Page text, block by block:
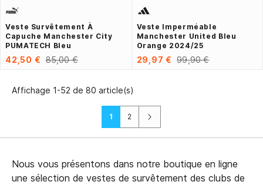
Veste Survêtement À
Capuche Manchester City
PUMATECH Bleu
42,50 € 85,00 €
Veste Imperméable
Manchester United Bleu
Orange 2024/25
29,97 € 99,90 €
Affichage 1-52 de 80 article(s)
1 2 Suivant
Nous vous présentons dans notre boutique en ligne
une sélection de vestes de survêtement des clubs de